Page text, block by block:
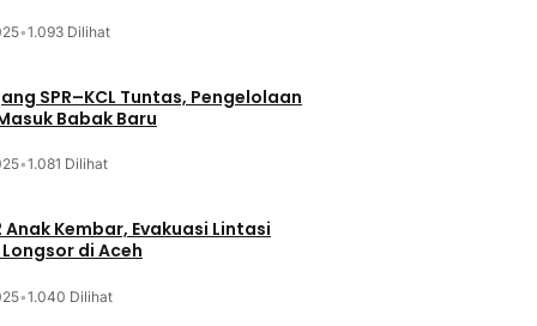
•1.093 Dilihat
SPR–KCL Tuntas, Pengelolaan
Babak Baru
•1.081 Dilihat
Anak Kembar, Evakuasi Lintasi
di Aceh
•1.040 Dilihat